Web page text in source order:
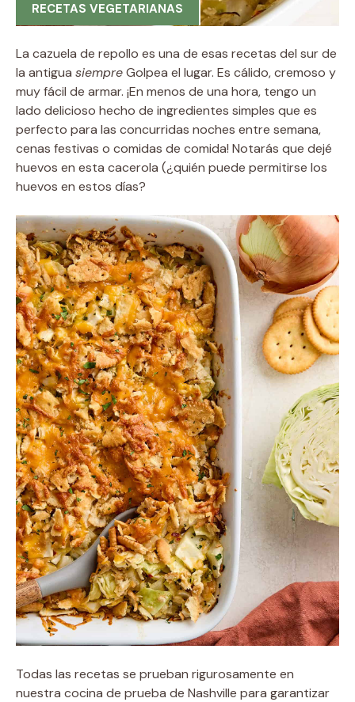
RECETAS VEGETARIANAS
La cazuela de repollo es una de esas recetas del sur de
la antigua siempreGolpea el lugar. Es cálido, cremoso y
muy fácil de armar. ¡En menos de una hora, tengo un
lado delicioso hecho de ingredientes simples que es
perfecto para las concurridas noches entre semana,
cenas festivas o comidas de comida! Notarás que dejé
huevos en esta cacerola (¿quién puede permitirse los
huevos en estos días?
Todas las recetas se prueban rigurosamente en
nuestra cocina de prueba de Nashville para garantizar